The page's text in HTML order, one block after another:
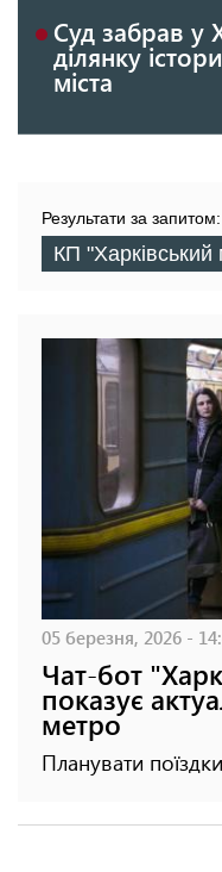
Суд забрав у
ділянку
міста
Результати за запитом:
КП "Харківський
05 березня, 2026 -
Чат-бот
показує
метро
Планувати